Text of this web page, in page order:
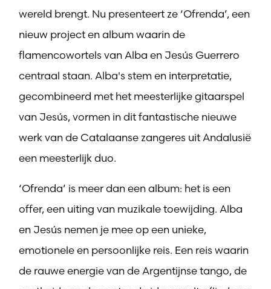
wereld brengt. Nu presenteert ze ‘Ofrenda’, een
nieuw project en album waarin de
flamencowortels van Alba en Jesús Guerrero
centraal staan. Alba's stem en interpretatie,
gecombineerd met het meesterlijke gitaarspel
van Jesús, vormen in dit fantastische nieuwe
werk van de Catalaanse zangeres uit Andalusië
een meesterlijk duo.
‘Ofrenda’ is meer dan een album: het is een
offer, een uiting van muzikale toewijding. Alba
en Jesús nemen je mee op een unieke,
emotionele en persoonlijke reis. Een reis waarin
de rauwe energie van de Argentijnse tango, de